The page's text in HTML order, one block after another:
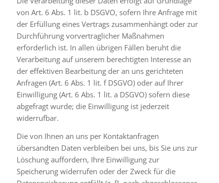
von Art. 6 Abs. 1 lit. b DSGVO, sofern Ihre Anfrage mit
der Erfüllung eines Vertrags zusammenhängt oder zur
Durchführung vorvertraglicher Maßnahmen
erforderlich ist. In allen übrigen Fällen beruht die
Verarbeitung auf unserem berechtigten Interesse an
der effektiven Bearbeitung der an uns gerichteten
Anfragen (Art. 6 Abs. 1 lit. f DSGVO) oder auf Ihrer
Einwilligung (Art. 6 Abs. 1 lit. a DSGVO) sofern diese
abgefragt wurde; die Einwilligung ist jederzeit
widerrufbar.
Die von Ihnen an uns per Kontaktanfragen
übersandten Daten verbleiben bei uns, bis Sie uns zur
Löschung auffordern, Ihre Einwilligung zur
Speicherung widerrufen oder der Zweck für die